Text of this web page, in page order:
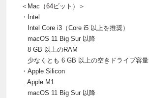
＜Mac（64ビット）＞
・Intel
Intel Core i3（Core i5 以上を推奨）
macOS 11 Big Sur 以降
8 GB 以上のRAM
少なくとも 6 GB 以上の空きドライブ容量
・Apple Silicon
Apple M1
macOS 11 Big Sur 以降